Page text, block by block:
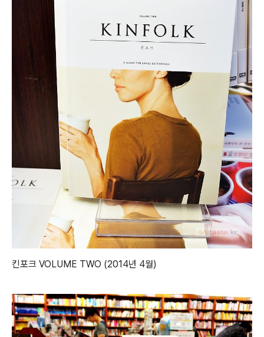
킨포크 VOLUME TWO (2014년 4월)